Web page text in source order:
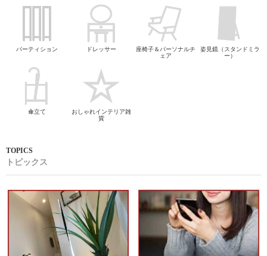
パーティション ドレッサー
座椅子＆パーソナルチ
ェア
姿見鏡（スタンドミラ
ー）
傘立て
おしゃれインテリア雑
貨
トピックス